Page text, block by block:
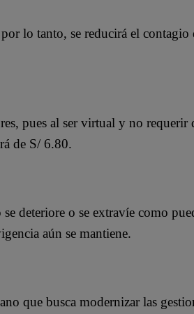
lo tanto, se reducirá el contagio
pues al ser virtual y no requerir
de S/ 6.80.
deteriore o se extravíe como
aún se mantiene.
que busca modernizar las